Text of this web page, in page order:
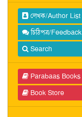
লেখক/Author List
চিঠিপত্র/Feedback
Search
Parabaas Books
Book Store